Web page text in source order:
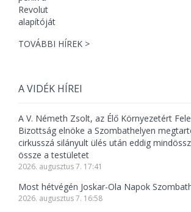
TOVÁBBI HÍREK >
A VIDÉK HÍREI
A V. Németh Zsolt, az Élő Környezetért
Bizottság elnöke a Szombathelyen
cirkusszá silányult ülés után eddig
össze a testületet
2026. augusztus 7. 17:41
Most hétvégén Joskar-Ola Napok
2026. augusztus 7. 16:58